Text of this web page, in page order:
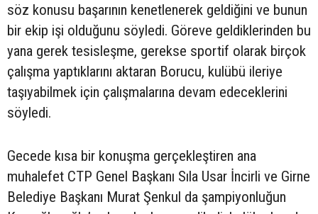
söz konusu başarının kenetlenerek geldiğini ve bunun
bir ekip işi olduğunu söyledi. Göreve geldiklerinden bu
yana gerek tesisleşme, gerekse sportif olarak birçok
çalışma yaptıklarını aktaran Borucu, kulübü ileriye
taşıyabilmek için çalışmalarına devam edeceklerini
söyledi.
Gecede kısa bir konuşma gerçekleştiren ana
muhalefet CTP Genel Başkanı Sıla Usar İncirli ve Girne
Belediye Başkanı Murat Şenkul da şampiyonluğun